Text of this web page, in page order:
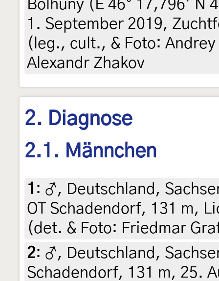
Bolhuny (E 46° 17,796’ N
1. September 2019,
(leg., cult., & Foto:
Alexandr Zhakov
2. Diagnose
2.1. Männchen
1 : ♂, Deutschland,
OT Schadendorf, 131 m,
(det. & Foto: Friedmar
2: ♂, Deutschland,
Schadendorf, 131 m, 25.